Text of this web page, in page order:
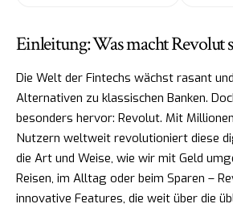
Einleitung: Was macht Revolut
Die Welt der Fintechs wächst rasant
Alternativen zu klassischen Banken.
besonders hervor: Revolut. Mit
Nutzern weltweit revolutioniert diese
die Art und Weise, wie wir mit Geld
Reisen, im Alltag oder beim Sparen –
innovative Features, die weit über die